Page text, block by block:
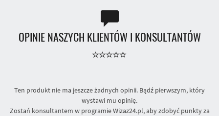
OPINIE NASZYCH KLIENTÓW I KONSULTANTÓW
Ten produkt nie ma jeszcze żadnych opinii. Bądź pierwszym, który
wystawi mu opinię.
Zostań konsultantem w programie Wizaz24.pl, aby zdobyć punkty za